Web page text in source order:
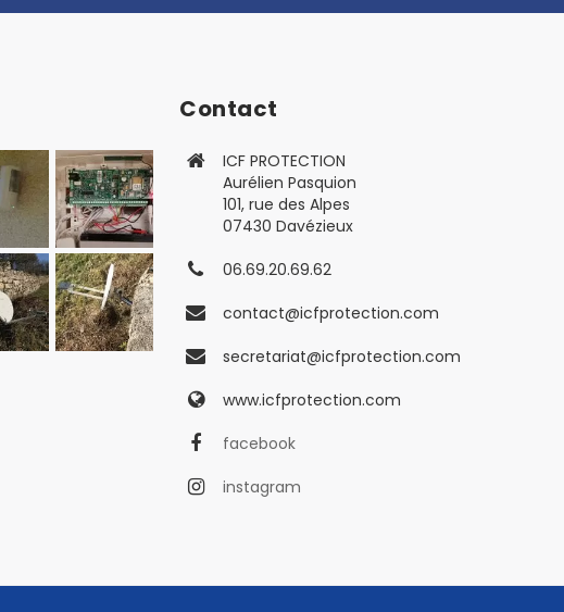
Contact
ICF PROTECTION
Aurélien Pasquion
101, rue des Alpes
07430 Davézieux
06.69.20.69.62
contact@icfprotection.com
secretariat@icfprotection.com
www.icfprotection.com
facebook
instagram